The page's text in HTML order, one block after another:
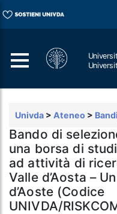
Univda > Ateneo >
Bando di
una borsa di
ad attività di
Valle d’Aosta –
d’Aoste (Codice
UNIVDA/